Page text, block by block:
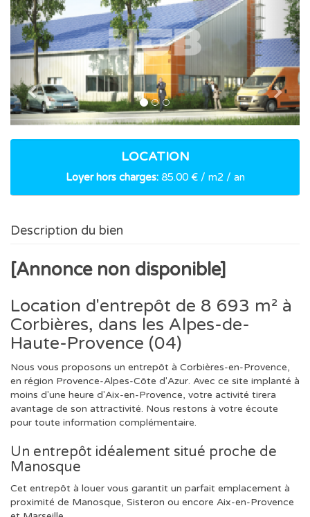
Previous
LOCATION
Loyer hors charges:85.00 € / m2 / an
Description du bien
[Annonce non disponible]
Location d'entrepôt de 8 693 m² à
Corbières, dans les Alpes-de-
Haute-Provence (04)
Nous vous proposons un entrepôt à Corbières-en-Provence,
en région Provence-Alpes-Côte d'Azur. Avec ce site implanté à
moins d'une heure d'Aix-en-Provence, votre activité tirera
avantage de son attractivité. Nous restons à votre écoute
pour toute information complémentaire.
Un entrepôt idéalement situé proche de
Manosque
Cet entrepôt à louer vous garantit un parfait emplacement à
proximité de Manosque, Sisteron ou encore Aix-en-Provence